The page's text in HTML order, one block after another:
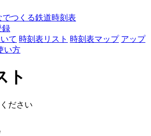
でつくる鉄道時刻表
録
て 時刻表リスト 時刻表マップ アップ
い方
ト
ださい